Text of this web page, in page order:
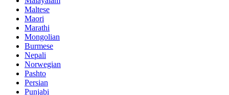
Maltese
Maori
Marathi
Mongolian
Burmese
Nepali
Norwegian
Pashto
Persian
Punjabi